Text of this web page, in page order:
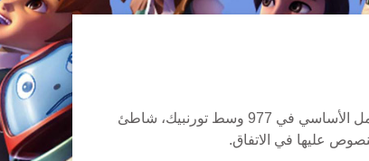
اتفاقية موقع الانترنت (وسيُدعى من الآن فصاعداً "الاتفاق") تُعقد بينك وبين شركة شبكة البث المسيحيّة CBN. ("CBN") ومركز العمل الأساسي في 977 وسط تورنبيك، شاطئ